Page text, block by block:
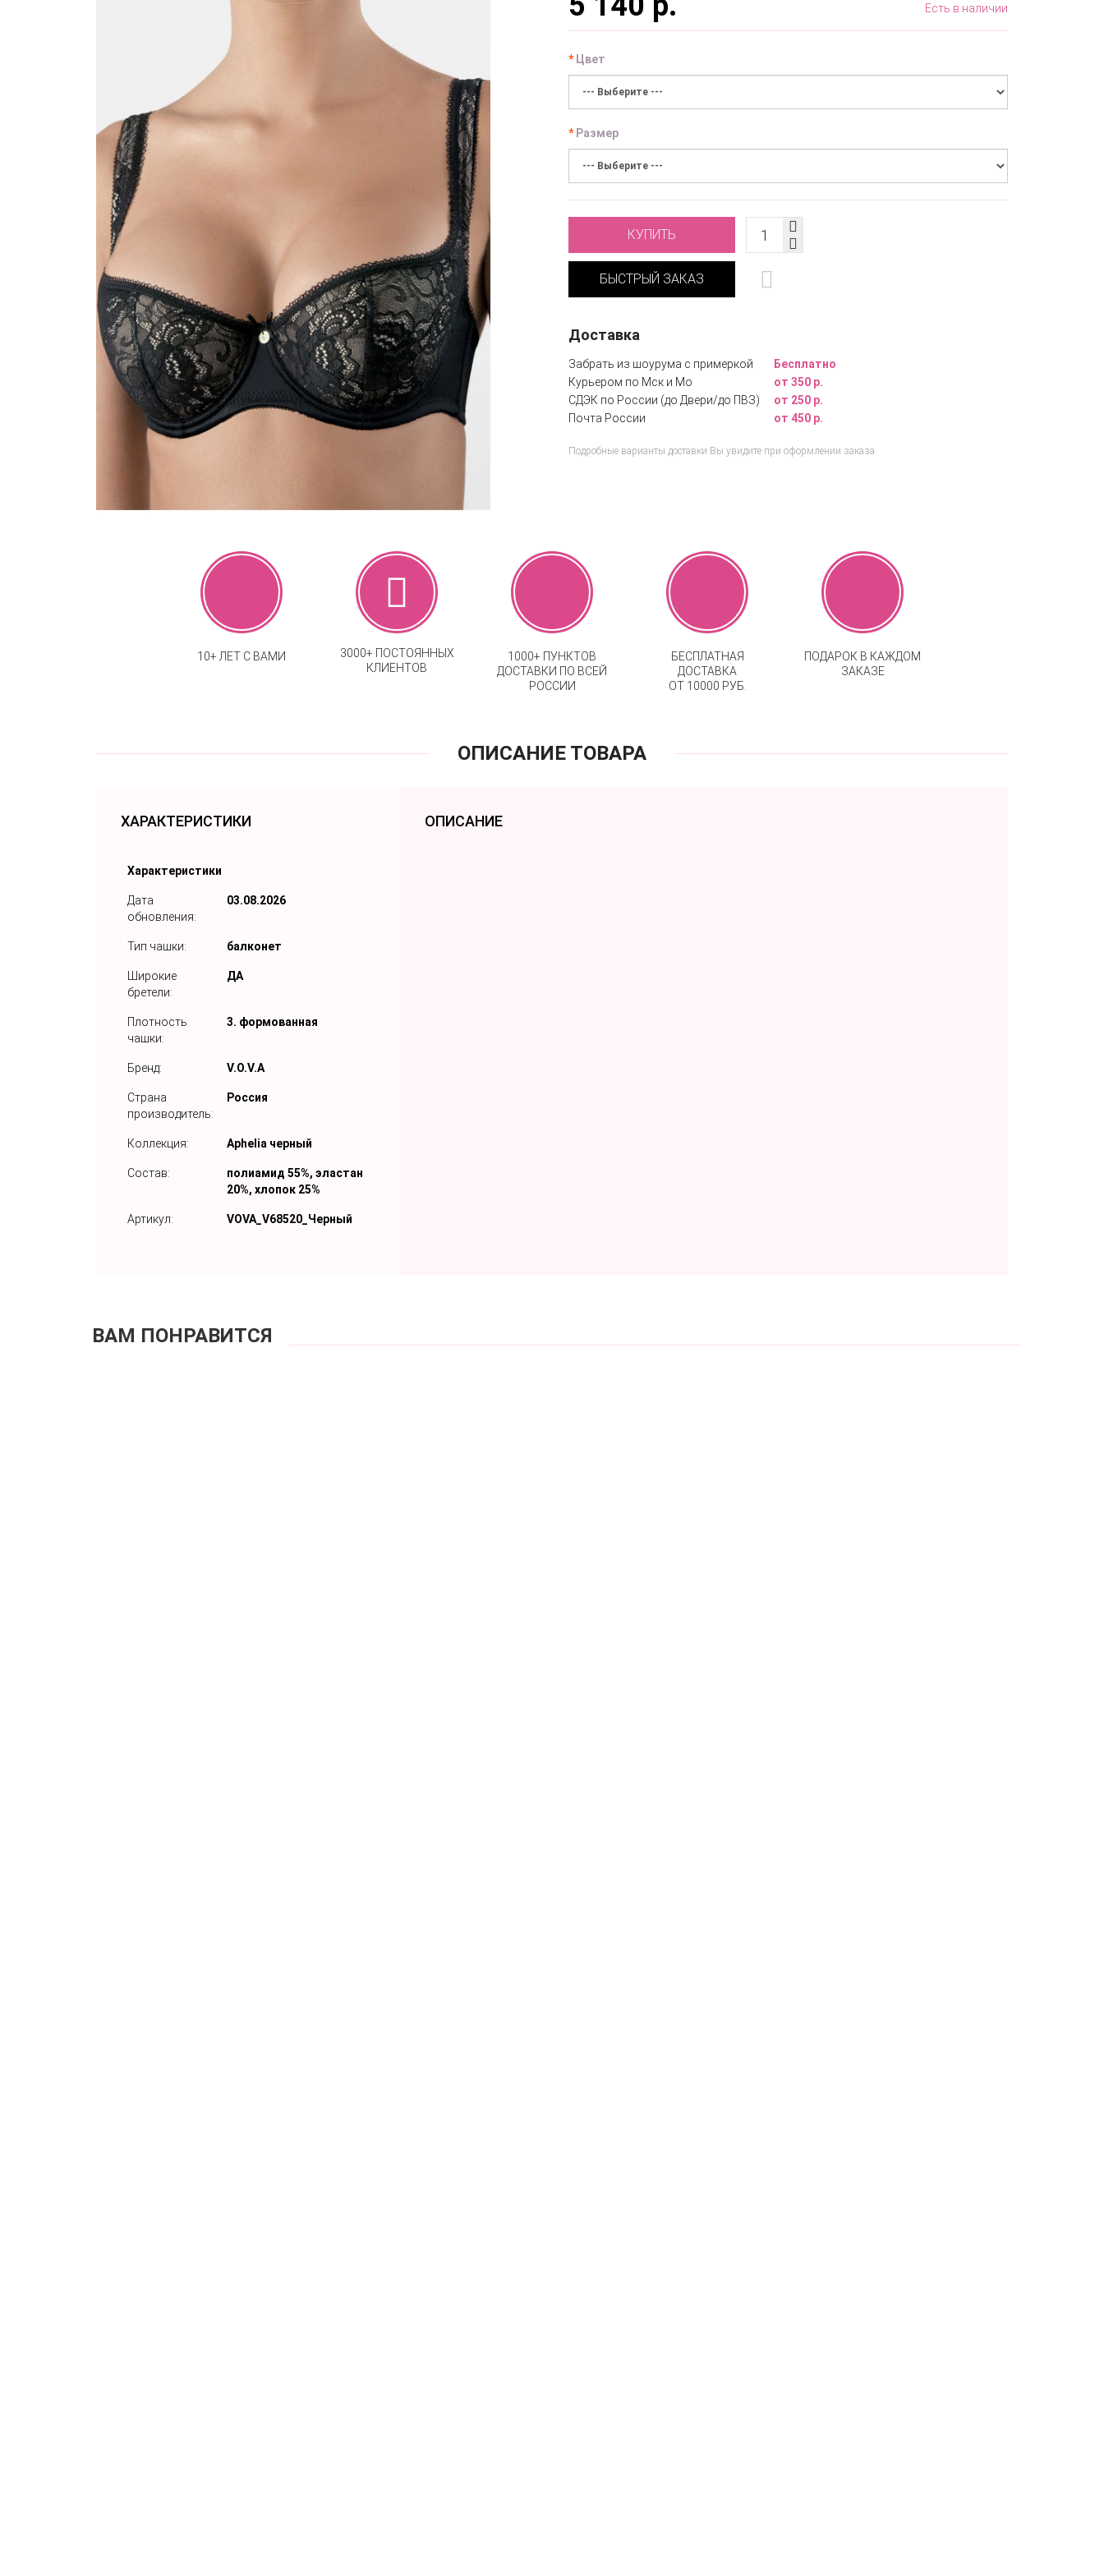
Есть в наличии
Цвет
Размер
КУПИТЬ
БЫСТРЫЙ ЗАКАЗ
Доставка
Забрать из шоурума с примеркой
Бесплатно
Курьером по Мск и Мо
от 350 р.
СДЭК по России (до Двери/до ПВЗ)
от 250 р.
Почта России
от 450 р.
Подробные варианты доставки Вы увидите при оформлении заказа
10+ ЛЕТ С ВАМИ
3000+ ПОСТОЯННЫХ
КЛИЕНТОВ
1000+ ПУНКТОВ
ДОСТАВКИ ПО ВСЕЙ
РОССИИ
БЕСПЛАТНАЯ
ДОСТАВКА
ОТ 10000 РУБ.
ПОДАРОК В КАЖДОМ
ЗАКАЗЕ
ОПИСАНИЕ ТОВАРА
ХАРАКТЕРИСТИКИ
Характеристики
Дата
обновления:
03.08.2026
Тип чашки: балконет
Широкие
бретели:
ДА
Плотность
чашки:
3. формованная
Бренд: V.O.V.A
Страна
производитель:
Россия
Коллекция: Aphelia черный
Состав:
полиамид 55%, эластан
20%, хлопок 25%
Артикул: VOVA_V68520_Черный
ОПИСАНИЕ
ВАМ ПОНРАВИТСЯ